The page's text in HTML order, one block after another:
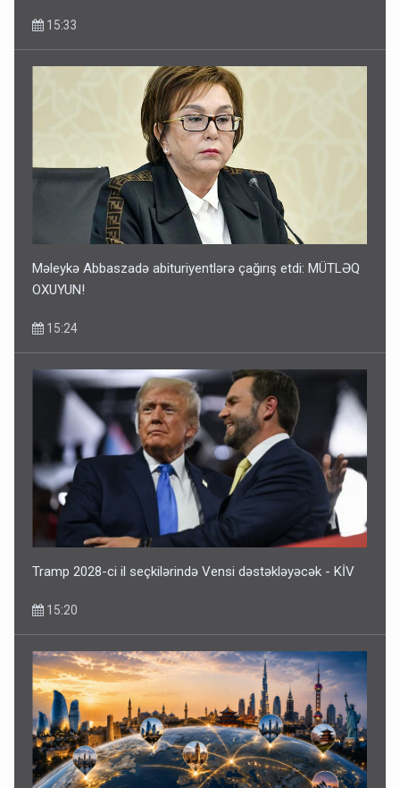
15:33
Məleykə Abbaszadə abituriyentlərə çağırış etdi: MÜTLƏQ
OXUYUN!
15:24
Tramp 2028-ci il seçkilərində Vensi dəstəkləyəcək - KİV
15:20